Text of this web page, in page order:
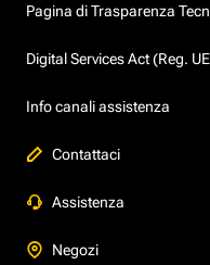
Pagina di Trasparenza
Digital Services Act (Reg.
Info canali assistenza
Contattaci
Assistenza
Negozi